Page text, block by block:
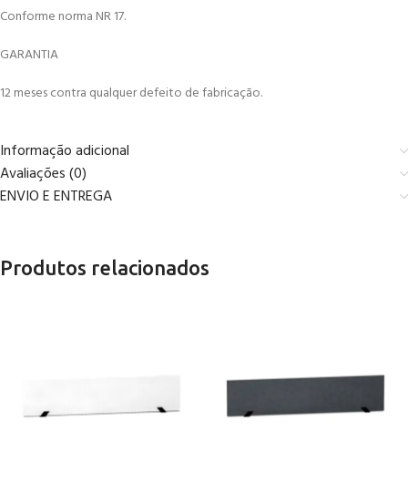
Conforme norma NR 17.
GARANTIA
12 meses contra qualquer defeito de fabricação.
Informação adicional
Avaliações (0)
ENVIO E ENTREGA
Produtos relacionados